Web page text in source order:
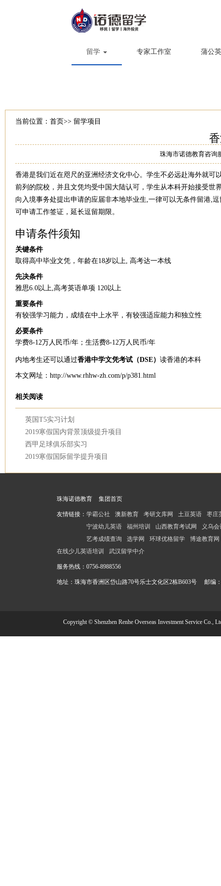
留学 专家工作室 蒲公
当前位置： 首页>> 留学项目
珠海市诺德教育咨询
香港是我们近在咫尺的亚洲经济文化中心。学生不必远赴海外就
前列的院校，并且文凭均受中国大陆认可，学生从本科开始接受世
向入境事务处提出申请的应届非本地毕业生,一律可以无条件留港,
可申请工作签证，延长逗留期限。
申请条件须知
关键条件
取得高中毕业文凭，年龄在18岁以上, 高考达一本线
先决条件
雅思6.0以上,高考英语单项 120以上
重要条件
有较强学习能力，成绩在中上水平，有较强适应能力和独立性
必要条件
学费8-12万人民币/年；生活费8-12万人民币/年
内地考生还可以通过香港中学文凭考试（DSE） 读香港的本科
本文网址：http://www.rhhw-zh.com/p/p381.html
相关阅读
英国T5实习计划
2019寒假国内背景顶级提升项目
西甲足球俱乐部实习
2019寒假国际留学提升项目
珠海诺德教育 集团首页
友情链接： 学霸公社 澳新教育 考研文库网 土豆英语
枣庄
宁波幼儿英语
福州培训 山西教育考试网
义乌
艺考成绩查询
选学网 环球优格留学
博途教育网
在线少儿英语培训
武汉留学中介
服务热线： 0756-8988556
地址：珠海市香洲区岱山路70号乐士文化区2栋B603号 邮编
Copyright © Shenzhen Renhe Overseas Investment Service Co.,